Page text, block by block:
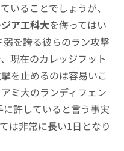
いることでしょうが、
ア工科大を侮ってはい
を誇る彼らのラン攻撃
現在のカレッジフット
を止めるのは容易いこ
ミ大のランディフェン
許していると言う事実
は非常に長い1日となり